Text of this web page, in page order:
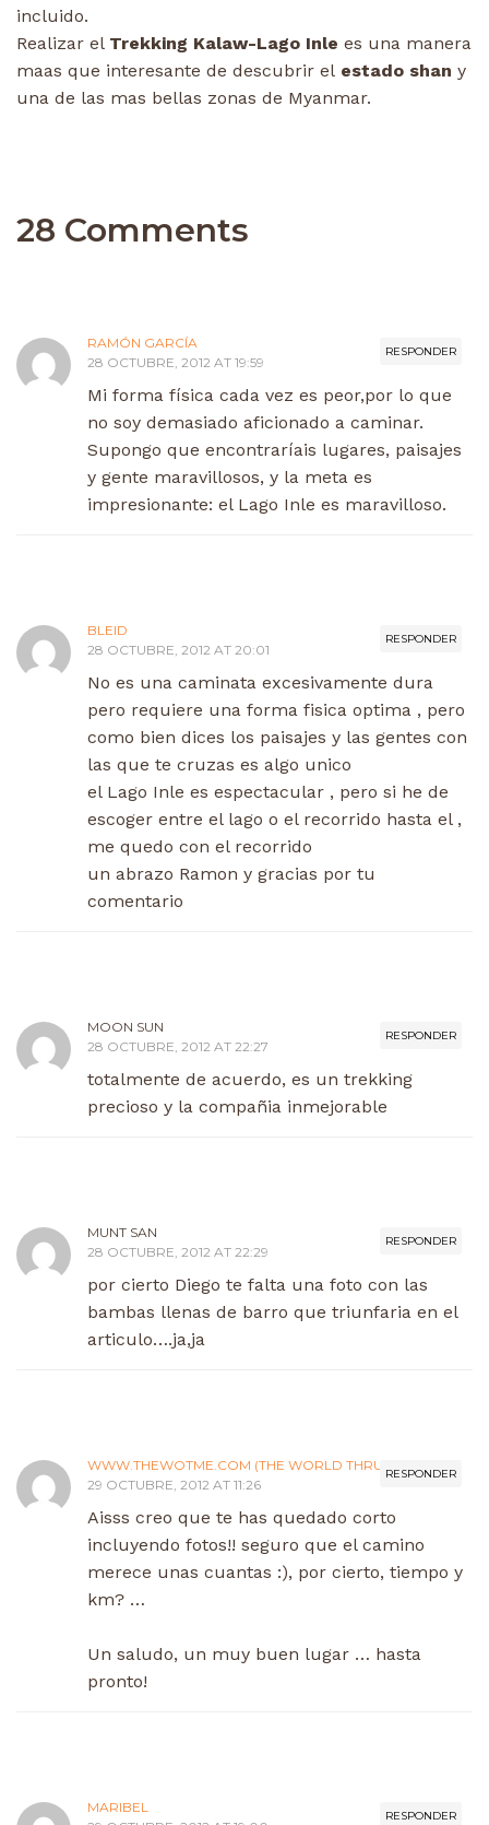
incluido.
Realizar el Trekking Kalaw-Lago Inle es una manera
maas que interesante de descubrir el estado shan y
una de las mas bellas zonas de Myanmar.
28 Comments
RESPONDER
RAMÓN GARCÍA
28 OCTUBRE, 2012 AT 19:59
Mi forma física cada vez es peor,por lo que
no soy demasiado aficionado a caminar.
Supongo que encontraríais lugares, paisajes
y gente maravillosos, y la meta es
impresionante: el Lago Inle es maravilloso.
RESPONDER
BLEID
28 OCTUBRE, 2012 AT 20:01
No es una caminata excesivamente dura
pero requiere una forma fisica optima , pero
como bien dices los paisajes y las gentes con
las que te cruzas es algo unico
el Lago Inle es espectacular , pero si he de
escoger entre el lago o el recorrido hasta el ,
me quedo con el recorrido
un abrazo Ramon y gracias por tu
comentario
RESPONDER
MOON SUN
28 OCTUBRE, 2012 AT 22:27
totalmente de acuerdo, es un trekking
precioso y la compañia inmejorable
RESPONDER
MUNT SAN
28 OCTUBRE, 2012 AT 22:29
por cierto Diego te falta una foto con las
bambas llenas de barro que triunfaria en el
articulo….ja,ja
RESPONDER
WWW.THEWOTME.COM (THE WORLD THRU MY EYES)
29 OCTUBRE, 2012 AT 11:26
Aisss creo que te has quedado corto
incluyendo fotos!! seguro que el camino
merece unas cuantas :), por cierto, tiempo y
km? …
Un saludo, un muy buen lugar … hasta
pronto!
RESPONDER
MARIBEL